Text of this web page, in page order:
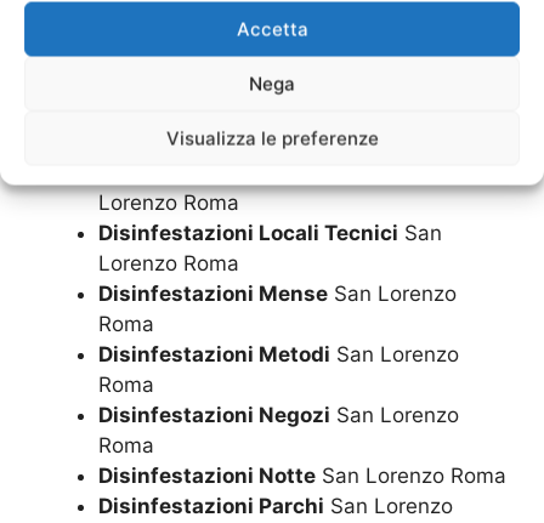
Accetta
Nega
Visualizza le preferenze
Disinfestazioni H24San Lorenzo Roma
Disinfestazioni Hotel
Lorenzo Roma
Lorenzo Roma
Disinfestazioni Locali Tecnici San
Lorenzo Roma
Disinfestazioni Mense San Lorenzo
Roma
Disinfestazioni Metodi San Lorenzo
Roma
Disinfestazioni Negozi San Lorenzo
Roma
Disinfestazioni Notte San Lorenzo Roma
Disinfestazioni Parchi San Lorenzo